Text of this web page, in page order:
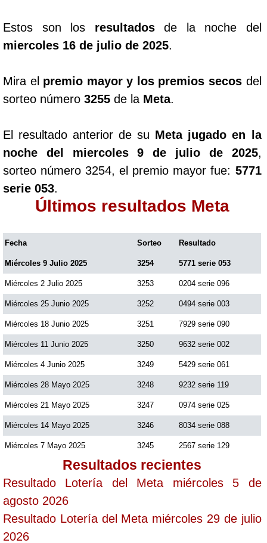
Estos son los resultadosde la noche del
miercoles 16 de julio de 2025.
Mira el premio mayor y los premios secosdel
sorteo número 3255 de la Meta.
El resultado anterior de su Meta jugado en la
noche del miercoles 9 de julio de 2025,
sorteo número 3254, el premio mayor fue: 5771
serie 053.
Últimos resultados Meta
Fecha Sorteo Resultado
Miércoles 9 Julio 2025 3254 5771 serie 053
Miércoles 2 Julio 2025 3253 0204 serie 096
Miércoles 25 Junio 2025 3252 0494 serie 003
Miércoles 18 Junio 2025 3251 7929 serie 090
Miércoles 11 Junio 2025 3250 9632 serie 002
Miércoles 4 Junio 2025 3249 5429 serie 061
Miércoles 28 Mayo 2025 3248 9232 serie 119
Miércoles 21 Mayo 2025 3247 0974 serie 025
Miércoles 14 Mayo 2025 3246 8034 serie 088
Miércoles 7 Mayo 2025 3245 2567 serie 129
Resultados recientes
Resultado Lotería del Meta miércoles 5 de
agosto 2026
Resultado Lotería del Meta miércoles 29 de julio
2026